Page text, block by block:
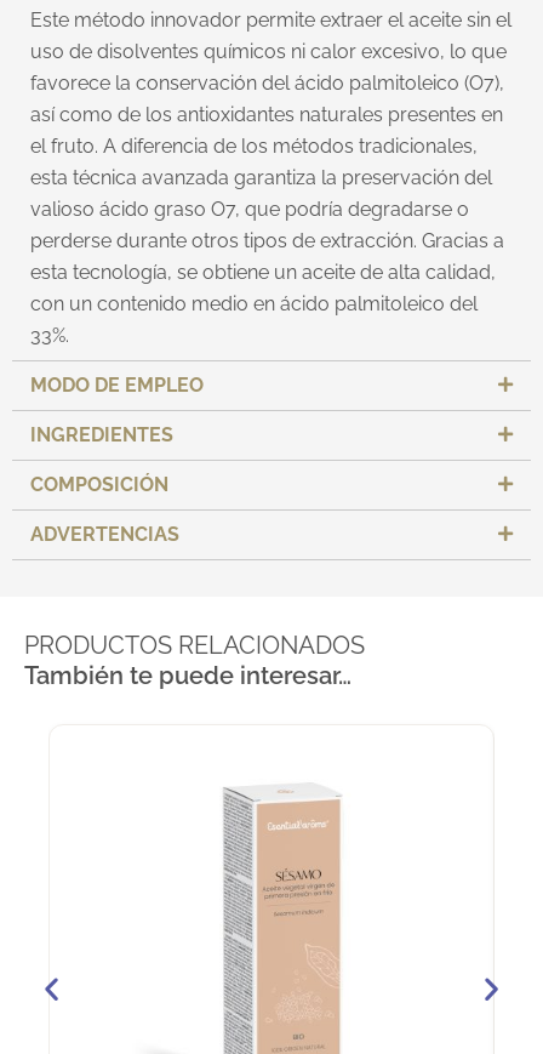
Este método innovador permite extraer el aceite sin el
uso de disolventes químicos ni calor excesivo, lo que
favorece la conservación del ácido palmitoleico (O7),
así como de los antioxidantes naturales presentes en
el fruto. A diferencia de los métodos tradicionales,
esta técnica avanzada garantiza la preservación del
valioso ácido graso O7, que podría degradarse o
perderse durante otros tipos de extracción. Gracias a
esta tecnología, se obtiene un aceite de alta calidad,
con un contenido medio en ácido palmitoleico del
33%.
MODO DE EMPLEO
INGREDIENTES
COMPOSICIÓN
ADVERTENCIAS
PRODUCTOS RELACIONADOS
También te puede interesar…